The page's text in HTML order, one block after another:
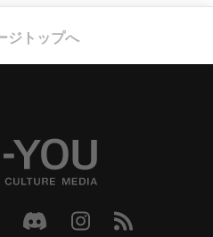
ジトップへ